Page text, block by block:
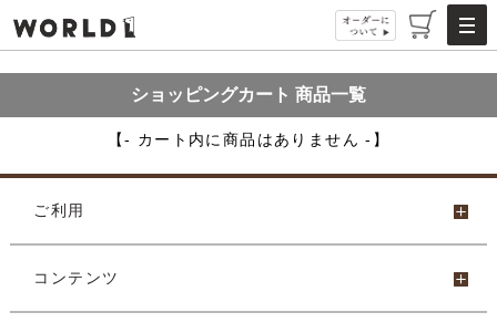
ショッピングカート 商品一覧
【- カート内に商品はありません -】
ご利用
コンテンツ